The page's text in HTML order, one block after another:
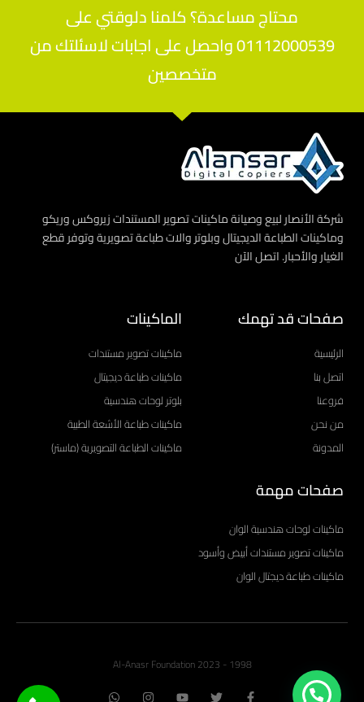
محتاج مساعدة؟ كلمنا دلوقتي على
01112000539 واحصل على اجابات لاسئلتك من
متخصصين
شركة الأنصار لبيع وصيانة ماكينات تصوير المستندات زيروكس وريكو
وماكينات الطباعة الديجيتال وبلوتر والات طباعة تصويرية وتوفر قطع
الغيار والأحبار. اتصل الآن
صفحات قد تهمك
الرئيسية
اتصل بنا
فروعنا
من نحن
المدونة
الماكينات
ماكينات تصوير مستندات
ماكينات طباعة ديجيتال
بلوتر لوحات هندسية
ماكينات طباعة الأشعة الطبية
ماكينات الطباعة التصويرية (ماستر)
صفحات مهمة
ماكينات لوحات هندسية الوان
ماكينات تصوير مستندات أبيض وأسود
ماكينات طباعة ديجتال الوان
1998 - 2023 Al-Anasr Foundation
a
w
o
n
h